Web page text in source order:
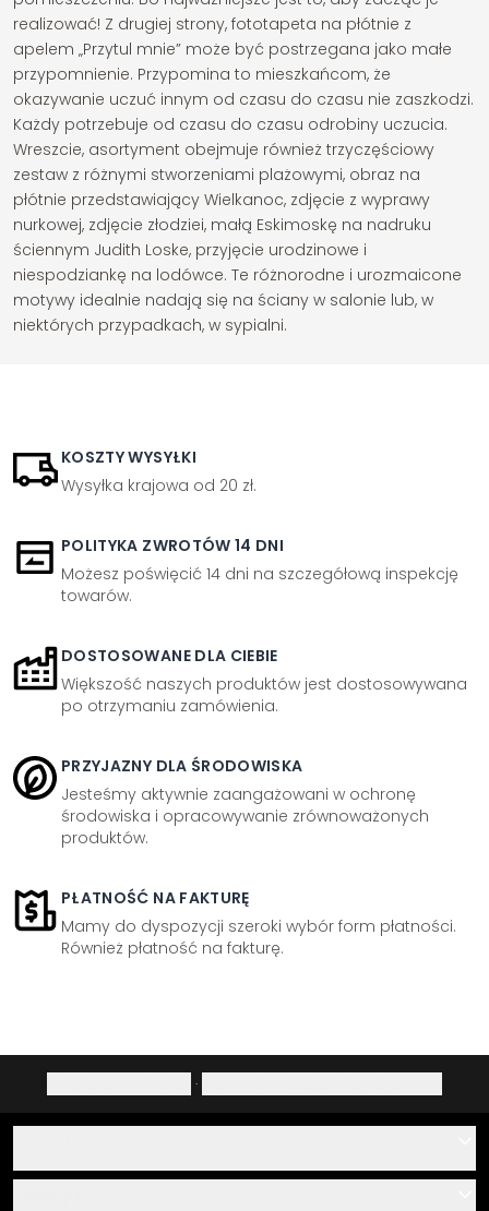
realizować! Z drugiej strony, fototapeta na płótnie z
apelem „Przytul mnie” może być postrzegana jako małe
przypomnienie. Przypomina to mieszkańcom, że
okazywanie uczuć innym od czasu do czasu nie zaszkodzi.
Każdy potrzebuje od czasu do czasu odrobiny uczucia.
Wreszcie, asortyment obejmuje również trzyczęściowy
zestaw z różnymi stworzeniami plażowymi, obraz na
płótnie przedstawiający Wielkanoc, zdjęcie z wyprawy
nurkowej, zdjęcie złodziei, małą Eskimoskę na nadruku
ściennym Judith Loske, przyjęcie urodzinowe i
niespodziankę na lodówce. Te różnorodne i urozmaicone
motywy idealnie nadają się na ściany w salonie lub, w
niektórych przypadkach, w sypialni.
KOSZTY WYSYŁKI
Wysyłka krajowa od 20 zł.
POLITYKA ZWROTÓW 14 DNI
Możesz poświęcić 14 dni na szczegółową inspekcję
towarów.
DOSTOSOWANE DLA CIEBIE
Większość naszych produktów jest dostosowywana
po otrzymaniu zamówienia.
PRZYJAZNY DLA ŚRODOWISKA
Jesteśmy aktywnie zaangażowani w ochronę
środowiska i opracowywanie zrównoważonych
produktów.
PŁATNOŚĆ NA FAKTURĘ
Mamy do dyspozycji szeroki wybór form płatności.
Również płatność na fakturę.
·